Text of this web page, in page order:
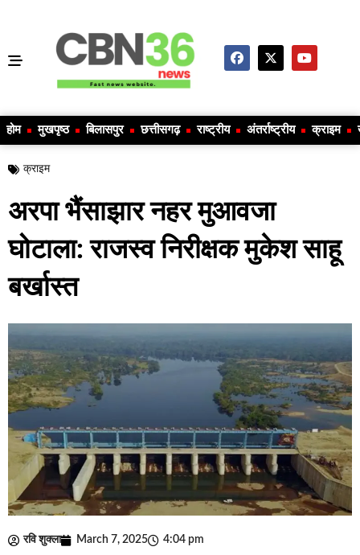
होम मुखपृष्ठ बिलासपुर छत्तीसगढ़ राष्ट्रीय अंतर्राष्ट्रीय क्राइम
क्राइम
अरपा भैंसाझार नहर मुआवजा
घोटाला: राजस्व निरीक्षक मुकेश साहू
बर्खास्त
रवि शुक्ला March 7, 2025 4:04 pm